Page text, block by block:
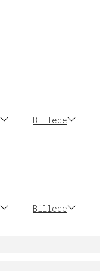
Billede
Billede